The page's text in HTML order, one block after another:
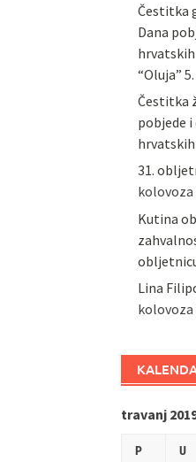
Čestitka
Dana
“Oluja”
Čestitka
pobjede
31.
kolovoza
Kutina
Lina
kolovoza
travanj
P U